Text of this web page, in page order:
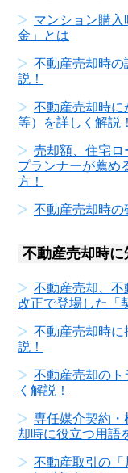
マンション購
金」とは
不動産売却時
説！
不動産売却時に
等）を詳しく解説！
売却額、住宅ロ
プランナーが薦め
方！
不動産売却時の
不動産売却時
不動産売却、
改正で登場した「
不動産売却時
説！
不動産売却のト
く解説！
専任媒介契約・
却時に役立つ用語
不動産取引の「